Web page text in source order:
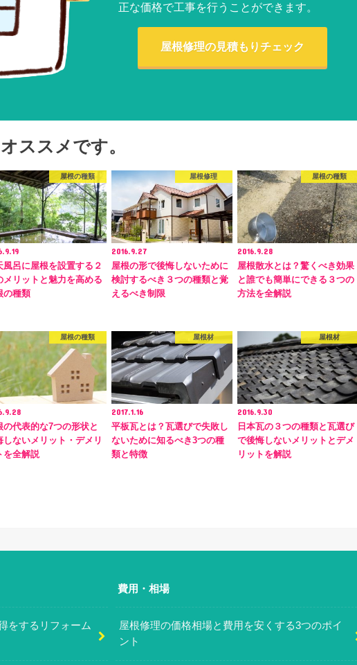
正な価格で工事を行うことができます。
屋根修理の見積もりチェック
ススメです。
屋根の種類
風呂に屋根を設置する２
メリットと魅力を高める
の種類
屋根修理
2016.9.27
屋根の形で後悔しないために
検討するべき３つの種類と覚
えるべき制限
屋根の種類
2016.9.28
屋根散水とは？驚くべき効果
と誰でも簡単にできる３つの
方法を全解説
屋根の種類
の代表的な7つの形状と
しないメリット・デメリ
を全解説
屋根材
2017.1.16
平板瓦とは？瓦選びで失敗し
ないために知るべき3つの種
類と特徴
屋根材
2016.9.30
日本瓦の３つの種類と瓦選び
で後悔しないメリットとデメ
リットを解説
をするリフォーム
費用・相場
屋根修理の価格相場と費用を安くする3つのポイ
ント